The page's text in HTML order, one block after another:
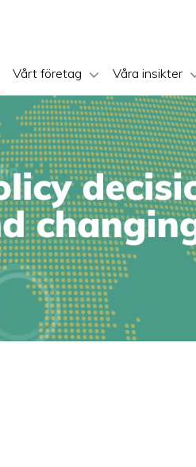
Vårt företag Våra insikter